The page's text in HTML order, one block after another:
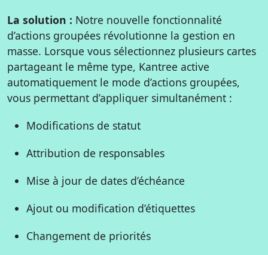
La solution : Notre nouvelle fonctionnalité
d’actions groupées révolutionne la gestion en
masse. Lorsque vous sélectionnez plusieurs cartes
partageant le même type, Kantree active
automatiquement le mode d’actions groupées,
vous permettant d’appliquer simultanément :
Modifications de statut
Attribution de responsables
Mise à jour de dates d’échéance
Ajout ou modification d’étiquettes
Changement de priorités